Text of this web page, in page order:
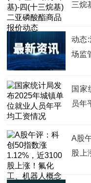
三烷
动态
场监
国家
员年
A股
股上